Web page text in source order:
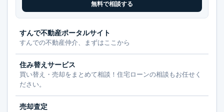
無料で相談する
すんで不動産ポータルサイト
すんでの不動産仲介、まずはここから
住み替えサービス
買い替え・売却をまとめて相談！住宅ローンの相談もお任せく
ださい。
売却査定